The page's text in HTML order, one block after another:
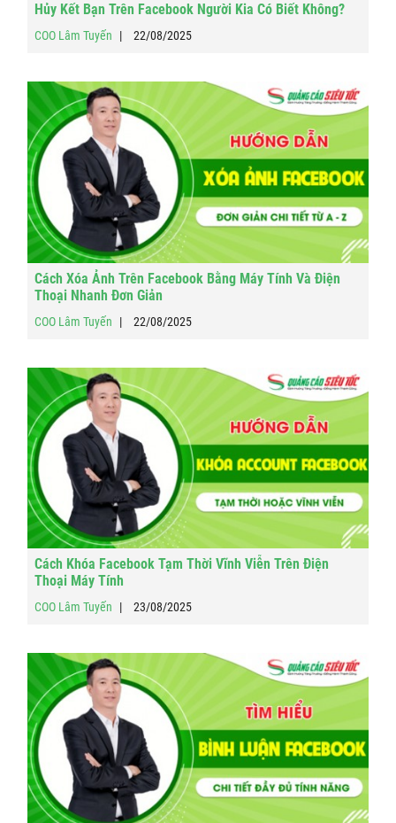
Hủy Kết Bạn Trên Facebook Người Kia Có Biết Không?
COO Lâm Tuyến 22/08/2025
Cách Xóa Ảnh Trên Facebook Bằng Máy Tính Và Điện
Thoại Nhanh Đơn Giản
COO Lâm Tuyến 22/08/2025
Cách Khóa Facebook Tạm Thời Vĩnh Viễn Trên Điện
Thoại Máy Tính
COO Lâm Tuyến 23/08/2025